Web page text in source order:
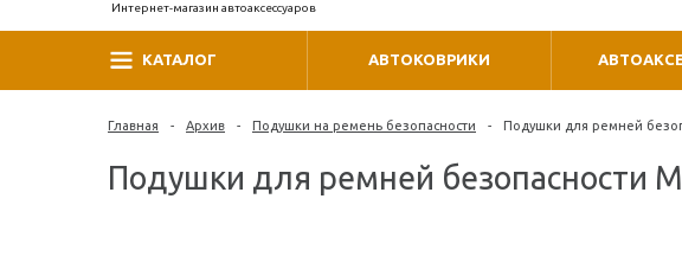
Интернет-магазин автоаксессуаров
КАТАЛОГ АВТОКОВРИКИ
Главная - Архив - Подушки на ремень безопасности - Подушки для ремней
Подушки для ремней безопасности